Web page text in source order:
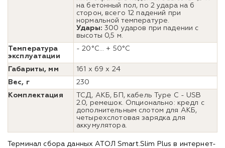
на бетонный пол, по 2 удара на 6
сторон, всего 12 падений при
нормальной температуре.
Удары: 300 ударов при падении с
высоты 0,5 м.
Температура
эксплуатации
- 20°C... + 50°C
Габариты, мм
161 x 69 x 24
Вес, г
230
Комплектация
ТСД, АКБ, БП, кабель Type C - USB
2.0, ремешок. Опционально: кредл с
дополнительным слотом для АКБ,
четырехслотовая зарядка для
аккумулятора.
Терминал сбора данных АТОЛ Smart.Slim Plus в интернет-